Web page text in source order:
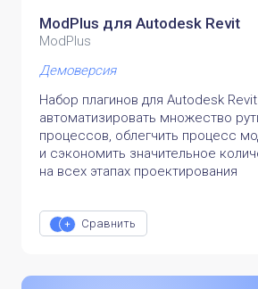
ModPlus для Autodesk Revit
ModPlus
Демоверсия
Набор плагинов для Autodesk
автоматизировать множество
процессов, облегчить процесс
и сэкономить значительное
на всех этапах проектирования
Сравнить